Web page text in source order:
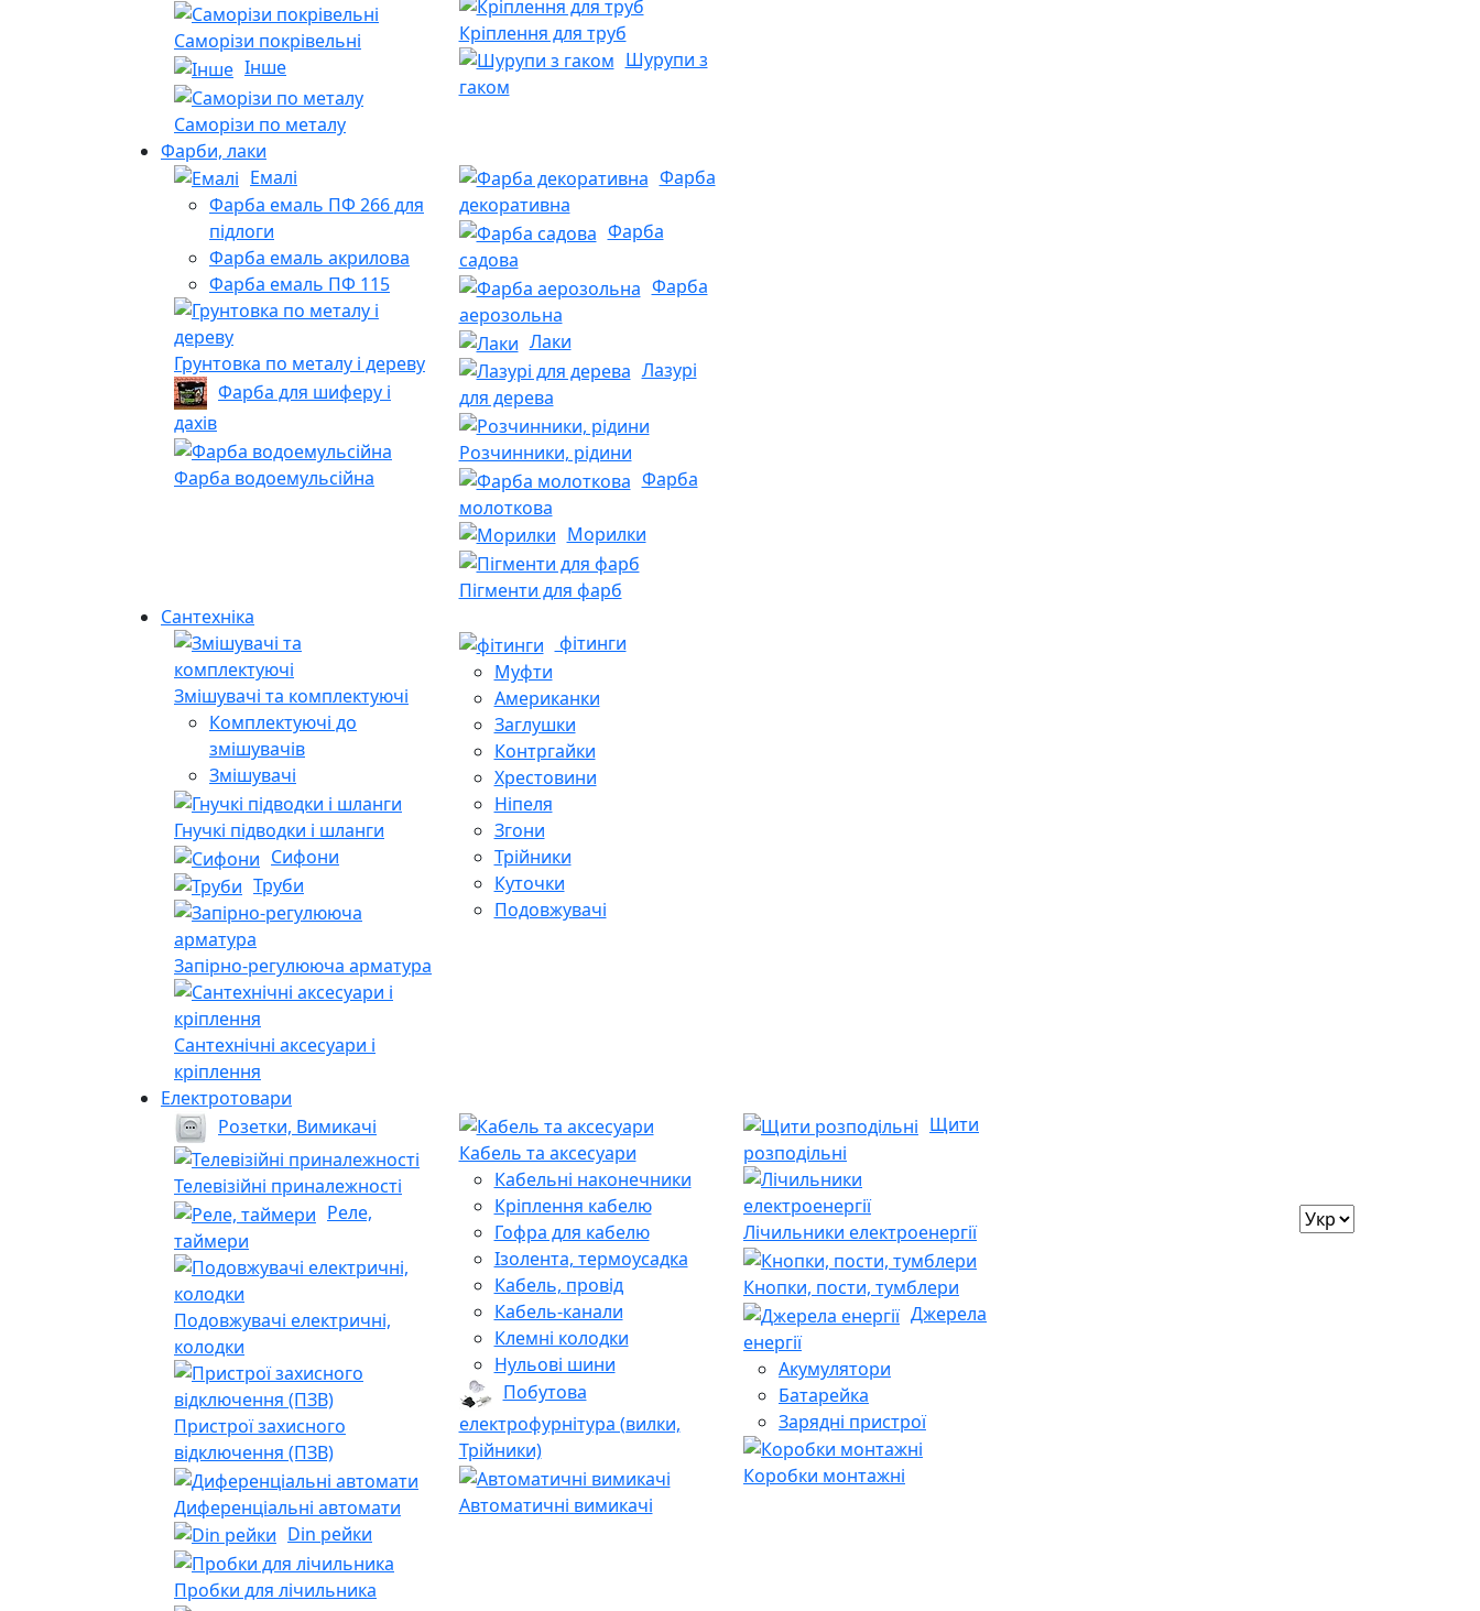
Саморізи покрівельні
Інше
Саморізи по металу
Кріплення для труб
Шурупи з
гаком
Фарби, лаки
Емалі
Фарба емаль ПФ 266 для
підлоги
Фарба емаль акрилова
Фарба емаль ПФ 115
Грунтовка по металу і дереву
Фарба для шиферу і
дахів
Фарба водоемульсійна
Фарба
декоративна
Фарба
садова
Фарба
аерозольна
Лаки
Лазурі
для дерева
Розчинники, рідини
Фарба
молоткова
Морилки
Пігменти для фарб
Сантехніка
Змішувачі та комплектуючі
Комплектуючі до
змішувачів
Змішувачі
Гнучкі підводки і шланги
Сифони
Труби
Запірно-регулююча арматура
Сантехнічні аксесуари і
кріплення
фітинги
Муфти
Американки
Заглушки
Контргайки
Хрестовини
Ніпеля
Згони
Трійники
Куточки
Подовжувачі
Електротовари
Розетки, Вимикачі
Телевізійні приналежності
Реле,
таймери
Подовжувачі електричні,
колодки
Пристрої захисного
відключення (ПЗВ)
Диференціальні автомати
Din рейки
Пробки для лічильника
Кабель та аксесуари
Кабельні наконечники
Кріплення кабелю
Гофра для кабелю
Ізолента, термоусадка
Кабель, провід
Кабель-канали
Клемні колодки
Нульові шини
Побутова
електрофурнітура (вилки,
Трійники)
Автоматичні вимикачі
Щити
розподільні
Лічильники електроенергії
Кнопки, пости, тумблери
Джерела
енергії
Акумулятори
Батарейка
Зарядні пристрої
Коробки монтажні